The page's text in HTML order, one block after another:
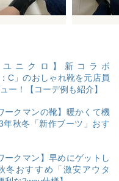
ユニクロ】新コラボ
：C」のおしゃれ靴を元店員
ー！【コーデ例も紹介】
ークマンの靴】暖かくて機
年秋冬「新作ブーツ」おす
ークマン】早めにゲットし
冬おすすめ「激安アウタ